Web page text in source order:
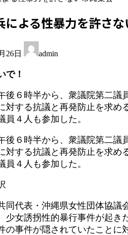
による性暴力を許さ
26日 admin
で！
６時半から、衆議院第二議
対する抗議と再発防止を求め
４人も参加した。
６時半から、衆議院第二議
対する抗議と再発防止を求め
４人も参加した。
代表・沖縄県女性団体協議
女誘拐性的暴行事件が起き
の事件が隠されていたことに